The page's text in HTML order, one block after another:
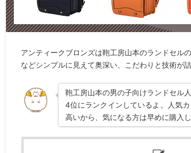
アンティークブロンズは鞄工房山本のランドセル
などシンプルに見えて奥深い、こだわりと技術が
鞄工房山本の男の子向けランドセル
4位にランクインしているよ。人気
高いから、気になる方は早めに購入し